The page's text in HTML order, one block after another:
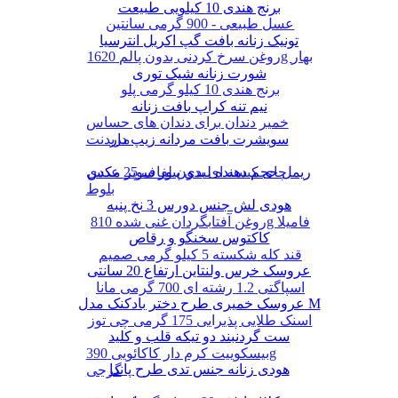
عسل طبیعی - 900 گرمی سانتین
روغن سرخ کردنی بدون پالم 1620g بهار
برنج هندی 10 کیلو گرمی پلو
خمیر دندان برای دندان های حساس
مریدنت
چای کیسه ای بدون لفاف 25 عددی
بلوط
روغن آفتابگردان غنی شده 810g فامیلا
قند کله شکسته 5 کیلو گرمی صمیم
اسپاگتی 1.2 رشته ای 700 گرمی مانا
اسنک طلایی پذیرایی 175 گرمی چی توز
بیسکوییت کرم دار کاکائویی 390g
گرجی
برنج هندی 10 کیلویی طبیعت
تونیک زنانه بافت گپ اکریل انترسیا
شورت زنانه شیک توری
نیم تنه کراپ بافت زنانه
سویشرت بافت مردانه زیپ دار
ریمل حجم دهنده لیدی پیور سوپر مکس
هودی لش جنس دورس 3 نخ پنبه
کاکتوس سخنگو و رقاص
عروسک خرس ولنتاین ارتفاع 20 سانتی
عروسک خمیری طرح دختر بادکنک مدل M
ست گردنبند دو تیکه قلب و کلید
هودی زنانه جنس تدی طرح پاندا